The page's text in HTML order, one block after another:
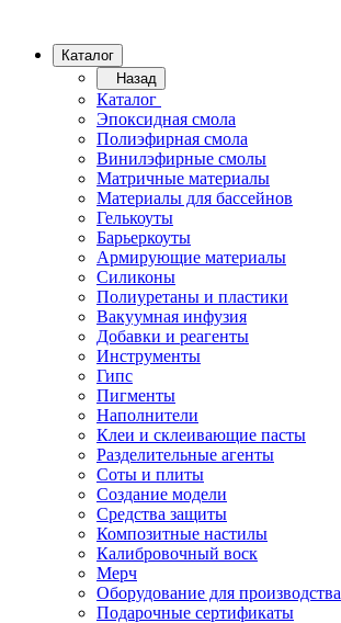
Каталог
Назад
Каталог
Эпоксидная смола
Полиэфирная смола
Винилэфирные смолы
Матричные материалы
Материалы для бассейнов
Гелькоуты
Барьеркоуты
Армирующие материалы
Силиконы
Полиуретаны и пластики
Вакуумная инфузия
Добавки и реагенты
Инструменты
Гипс
Пигменты
Наполнители
Клеи и склеивающие пасты
Разделительные агенты
Соты и плиты
Создание модели
Средства защиты
Композитные настилы
Калибровочный воск
Мерч
Оборудование для производства
Подарочные сертификаты